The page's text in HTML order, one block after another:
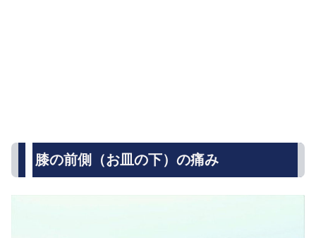
膝の前側（お皿の下）の痛み